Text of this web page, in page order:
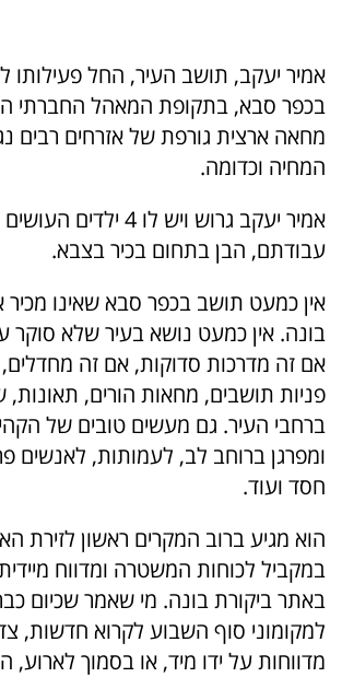
אמיר יעקב, תושב העיר, החל פעילותו
בכפר סבא, בתקופת המאהל החברתי
מחאה ארצית גורפת של אזרחים רבים
המחיה וכדומה.
אמיר יעקב גרוש ויש לו 4
עבודתם, הבן בתחום בכיר בצבא.
אין כמעט תושב בכפר סבא שאינו
בונה. אין כמעט נושא בעיר שלא סוקר
אם זה מדרכות סדוקות, אם זה מחדלים,
פניות תושבים, מחאות הורים, תאונות,
ברחבי העיר. גם מעשים טובים של
ומפרגן ברוחב לב, לעמותות, לאנשים
חסד ועוד.
הוא מגיע ברוב המקרים ראשון לזירת
באתר ביקורת בונה. מי שאמר שכיום
למקומוני סוף השבוע לקרוא חדשות,
מדווחות על ידו מיד, או בסמוך לארוע,